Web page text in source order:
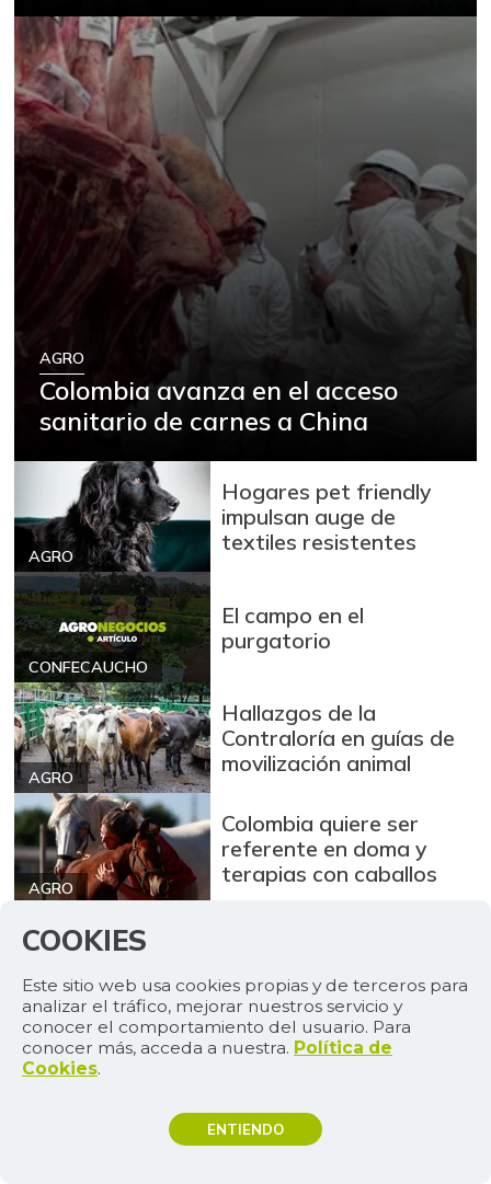
AGRO
Colombia avanza en el acceso
sanitario de carnes a China
AGRO
Hogares pet friendly
impulsan auge de
textiles resistentes
CONFECAUCHO
El campo en el
purgatorio
AGRO
Hallazgos de la
Contraloría en guías de
movilización animal
AGRO
Colombia quiere ser
referente en doma y
terapias con caballos
AGENDA
4
agosto de 2026
La 67ª ExpoInternacional Equina Feria de
COOKIES
Este sitio web usa cookies propias y de terceros para
analizar el tráfico, mejorar nuestros servicio y
conocer el comportamiento del usuario. Para
conocer más, acceda a nuestra. Política de
Cookies.
ENTIENDO